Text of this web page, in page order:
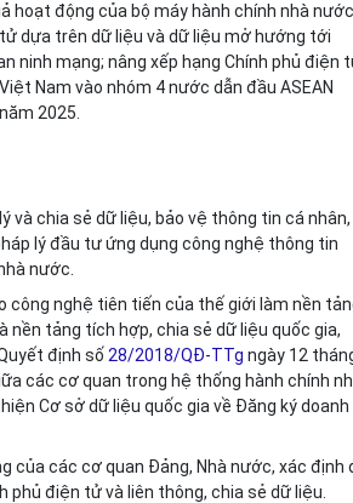
hoạt động của bộ máy hành chính nhà
dựa trên dữ liệu và dữ liệu mở hướng tới
ninh mạng; nâng xếp hạng Chính phủ điện
Nam vào nhóm 4 nước dẫn đầu ASEAN
2025.
và chia sẻ dữ liệu, bảo vệ thông tin cá nhân,
lý đầu tư ứng dụng công nghệ thông tin
nước.
công nghệ tiên tiến của thế giới làm nền
nền tảng tích hợp, chia sẻ dữ liệu quốc gia,
định số 28/2018/QĐ-TTg ngày 12
các cơ quan trong hệ thống hành chính
Cơ sở dữ liệu quốc gia về Đăng ký doanh
của các cơ quan Đảng, Nhà nước, xác định
điện tử và liên thông, chia sẻ dữ liệu.